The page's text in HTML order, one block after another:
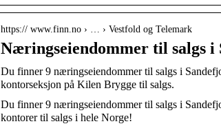
https:// www.finn.no › … › Vestfold og Telemark
Næringseiendommer til salgs
Du finner 9 næringseiendommer til salgs i
kontorseksjon på Kilen Brygge til salgs.
Du finner 9 næringseiendommer til salgs i
kontorer til salgs i hele Norge!